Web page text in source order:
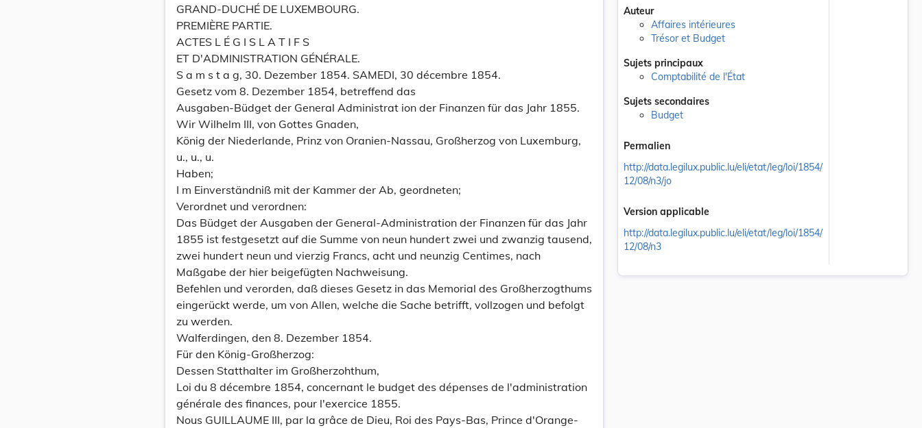
GRAND-DUCHÉ DE LUXEMBOURG.
PREMIÈRE PARTIE.
ACTES L É G I S L A T I F S
ET D'ADMINISTRATION GÉNÉRALE.
S a m s t a g, 30. Dezember 1854. SAMEDI, 30 décembre 1854.
Gesetz vom 8. Dezember 1854, betreffend das
Ausgaben-Büdget der General Administrat ion der Finanzen für das Jahr 1855.
Wir Wilhelm III, von Gottes Gnaden,
König der Niederlande, Prinz von Oranien-Nassau, Großherzog von Luxemburg,
u., u., u.
Haben;
I m Einverständniß mit der Kammer der Ab, geordneten;
Verordnet und verordnen:
Das Büdget der Ausgaben der General-Administration der Finanzen für das Jahr
1855 ist festgesetzt auf die Summe von neun hundert zwei und zwanzig tausend,
zwei hundert neun und vierzig Francs, acht und neunzig Centimes, nach
Maßgabe der hier beigefügten Nachweisung.
Befehlen und verorden, daß dieses Gesetz in das Memorial des Großherzogthums
eingerückt werde, um von Allen, welche die Sache betrifft, vollzogen und befolgt
zu werden.
Walferdingen, den 8. Dezember 1854.
Für den König-Großherzog:
Dessen Statthalter im Großherzohthum,
Loi du 8 décembre 1854, concernant le budget des dépenses de l'administration
générale des finances, pour l'exercice 1855.
Nous GUILLAUME III, par la grâce de Dieu, Roi des Pays-Bas, Prince d'Orange-
Auteur
Affaires intérieures
Trésor et Budget
Sujets principaux
Comptabilité de l'État
Sujets secondaires
Budget
Permalien
http://data.legilux.public.lu/eli/etat/leg/loi/1854/
12/08/n3/jo
Version applicable
http://data.legilux.public.lu/eli/etat/leg/loi/1854/
12/08/n3